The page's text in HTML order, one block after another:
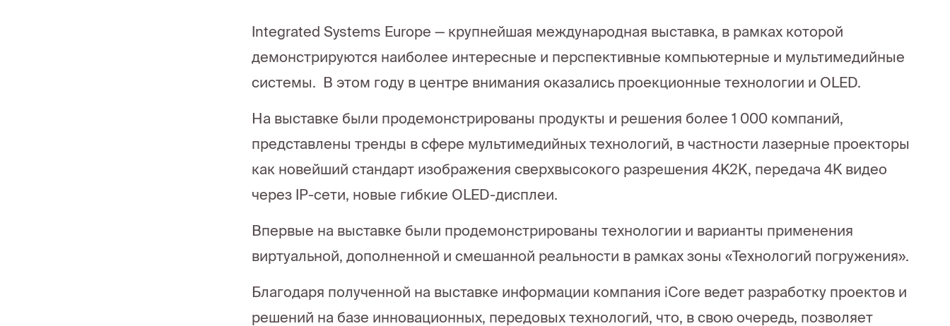
Integrated Systems Europe — крупнейшая международная выставка, в рамках которой
демонстрируются наиболее интересные и перспективные компьютерные и мультимедийные
системы. В этом году в центре внимания оказались проекционные технологии и OLED.
На выставке были продемонстрированы продукты и решения более 1 000 компаний,
представлены тренды в сфере мультимедийных технологий, в частности лазерные проекторы
как новейший стандарт изображения сверхвысокого разрешения 4K2K, передача 4K видео
через IP-сети, новые гибкие OLED-дисплеи.
Впервые на выставке были продемонстрированы технологии и варианты применения
виртуальной, дополненной и смешанной реальности в рамках зоны «Технологий погружения».
Благодаря полученной на выставке информации компания iCore ведет разработку проектов и
решений на базе инновационных, передовых технологий, что, в свою очередь, позволяет